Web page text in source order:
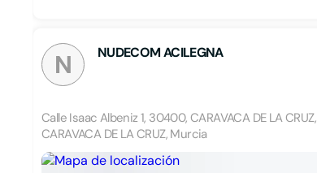
N NUDECOM ACILEGNA
Calle Isaac Albeniz 1, 30400, CARAVACA DE LA CRUZ,
CARAVACA DE LA CRUZ, Murcia